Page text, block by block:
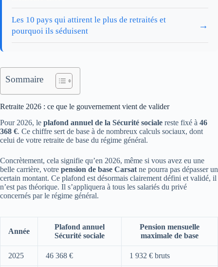
Les 10 pays qui attirent le plus de retraités et
pourquoi ils séduisent
→
Sommaire
Retraite 2026 : ce que le gouvernement vient de valider
Pour 2026, le plafond annuel de la Sécurité sociale reste fixé à 46
368 €. Ce chiffre sert de base à de nombreux calculs sociaux, dont
celui de votre retraite de base du régime général.
Concrètement, cela signifie qu’en 2026, même si vous avez eu une
belle carrière, votre pension de base Carsat ne pourra pas dépasser un
certain montant. Ce plafond est désormais clairement défini et validé, il
n’est pas théorique. Il s’appliquera à tous les salariés du privé
concernés par le régime général.
Année
Plafond annuel
Sécurité sociale
Pension mensuelle
maximale de base
2025 46 368 € 1 932 € bruts